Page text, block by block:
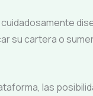
su cartera o
las